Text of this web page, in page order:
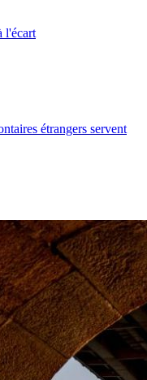
l'écart
étrangers servent